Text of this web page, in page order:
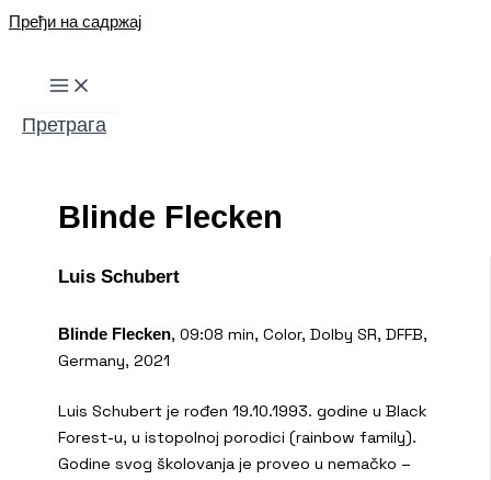
Пређи на садржај
Претрага
Blinde Flecken
Luis Schubert
Blinde Flecken, 09:08 min, Color, Dolby SR, DFFB,
Germany, 2021
Luis Schubert je rođen 19.10.1993. godine u Black
Forest-u, u istopolnoj porodici (rainbow family).
Godine svog školovanja je proveo u nemačko –